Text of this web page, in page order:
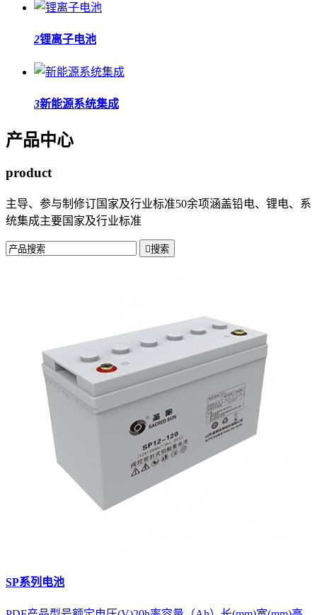
2锂离子电池
3新能源系统集成
产品中心
product
主导、参与制修订国家及行业标准50余项涵盖铅电、锂电、系
统集成主要国家及行业标准
搜索
SP系列电池